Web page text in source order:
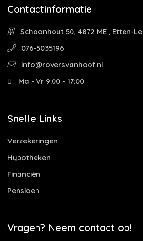
Contactinformatie
Schoonhout 50, 4872 ME , Etten-
076-5035196
info@roversvanhoof.nl
Ma - Vr 9:00 - 17:00
Snelle Links
Verzekeringen
Hypotheken
Financiën
Pensioen
Vragen? Neem contact op!